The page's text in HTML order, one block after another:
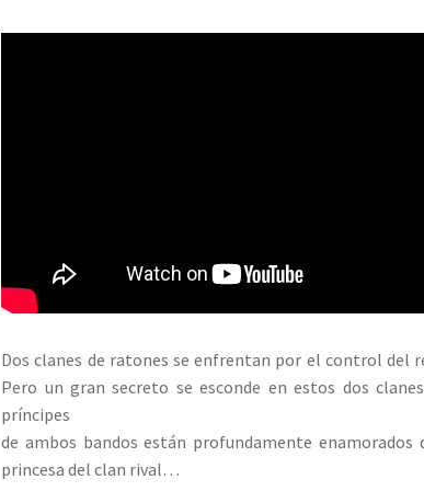
Dos clanes de ratones se enfrentan por el control del
Pero un gran secreto se esconde en estos dos
príncipes
de ambos bandos están profundamente enamorados
princesa del clan rival…